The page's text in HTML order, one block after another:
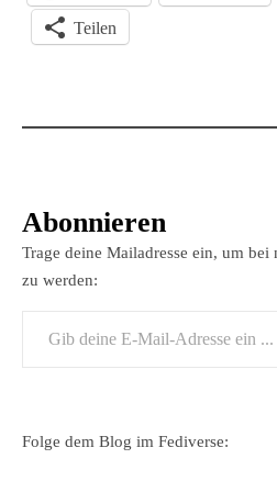
Teilen
Abonnieren
Trage deine Mailadresse ein, um bei
zu werden:
Folge dem Blog im Fediverse: